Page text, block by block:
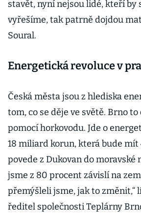
stavět, nyní nejsou lidé, kteří by
vyřešíme, tak patrně dojdou
Soural.
Energetická revoluce v
Česká města jsou z hlediska
tom, co se děje ve světě. Brno
pomocí horkovodu. Jde o
18 miliard korun, která bude
povede z Dukovan do moravské
jsme z 80 procent závislí na
přemýšleli jsme, jak to změnit,“
ředitel společnosti Teplárny